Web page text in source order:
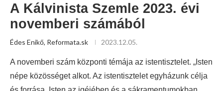
A Kálvinista Szemle 2023. évi
novemberi számából
Édes Enikő, Reformata.sk 2023.12.05.
A novemberi szám központi témája az istentisztelet. „Isten
népe közösséget alkot. Az istentisztelet egyházunk célja